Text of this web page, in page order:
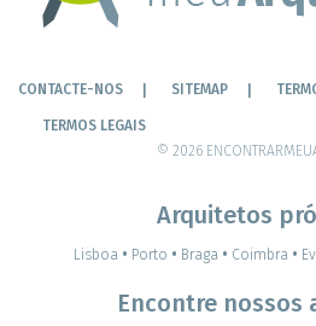
CONTACTE-NOS SITEMAP
TERMOS LEGAIS
© 2026
Arquitetos
Lisboa • Porto • Braga • Coimbra •
Encontre nossos